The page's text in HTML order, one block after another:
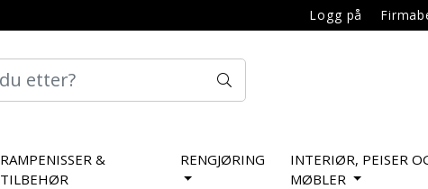
Logg på
RAMPENISSER &
TILBEHØR
RENGJØRING
INTERIØR, PEISER
MØBLER